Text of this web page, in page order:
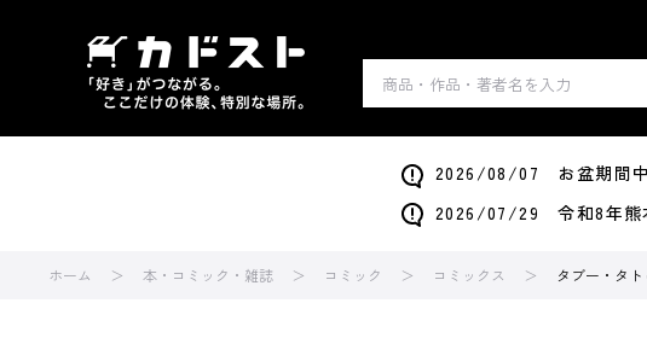
2026/08/07 お盆期間中
2026/07/29 令和8年熊
ホーム 本・コミック・雑誌 コミック コミックス タブー・タ